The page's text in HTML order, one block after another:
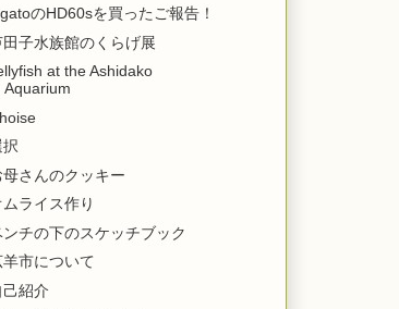
のHD60sを買ったご報告！
田子水族館のくらげ展
at the Ashidako
Aquarium
択
母さんのクッキー
ムライス作り
ンチの下のスケッチブック
羊市について
己紹介